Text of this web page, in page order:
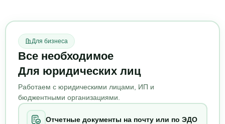
Для бизнеса
Все необходимое
Для юридических лиц
Работаем с юридическими лицами, ИП и
бюджентными организациями.
Отчетные документы на почту или по ЭДО